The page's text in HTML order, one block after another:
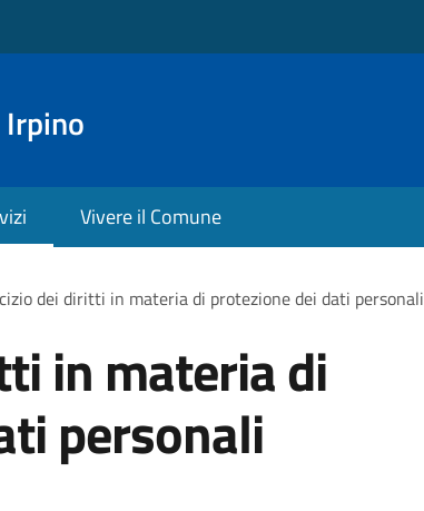
Irpino
Vivere il Comune
dei diritti in materia di protezione dei dati personali
in materia di
personali